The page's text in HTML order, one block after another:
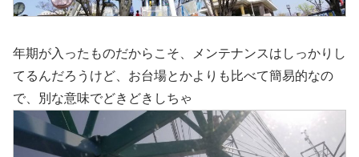
年期が入ったものだからこそ、メンテナンスはしっかりし
てるんだろうけど、お台場とかよりも比べて簡易的なの
で、別な意味でどきどきしちゃ